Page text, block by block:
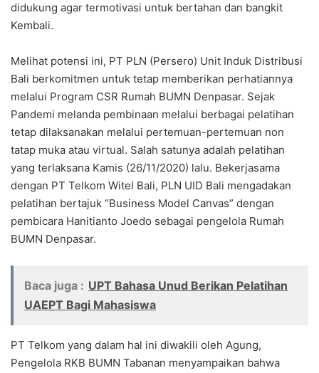
didukung agar termotivasi untuk bertahan dan bangkit
Kembali.
Melihat potensi ini, PT PLN (Persero) Unit Induk Distribusi
Bali berkomitmen untuk tetap memberikan perhatiannya
melalui Program CSR Rumah BUMN Denpasar. Sejak
Pandemi melanda pembinaan melalui berbagai pelatihan
tetap dilaksanakan melalui pertemuan-pertemuan non
tatap muka atau virtual. Salah satunya adalah pelatihan
yang terlaksana Kamis (26/11/2020) lalu. Bekerjasama
dengan PT Telkom Witel Bali, PLN UID Bali mengadakan
pelatihan bertajuk “Business Model Canvas” dengan
pembicara Hanitianto Joedo sebagai pengelola Rumah
BUMN Denpasar.
Baca juga : UPT Bahasa Unud Berikan Pelatihan
UAEPT Bagi Mahasiswa
PT Telkom yang dalam hal ini diwakili oleh Agung,
Pengelola RKB BUMN Tabanan menyampaikan bahwa